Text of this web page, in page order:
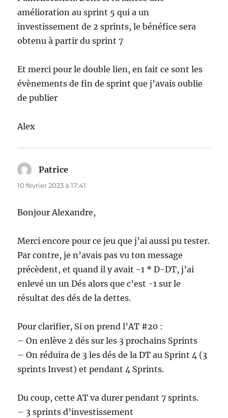
amélioration au sprint 5 qui a un
investissement de 2 sprints, le bénéfice sera
obtenu à partir du sprint 7
Et merci pour le double lien, en fait ce sont les
évènements de fin de sprint que j’avais oublie
de publier
Alex
Patrice
10 février 2023 à 17:41
Bonjour Alexandre,
Merci encore pour ce jeu que j’ai aussi pu tester.
Par contre, je n’avais pas vu ton message
précèdent, et quand il y avait -1 * D-DT, j’ai
enlevé un un Dés alors que c’est -1 sur le
résultat des dés de la dettes.
Pour clarifier, Si on prend l’AT #20 :
– On enlève 2 dés sur les 3 prochains Sprints
– On réduira de 3 les dés de la DT au Sprint 4 (3
sprints Invest) et pendant 4 Sprints.
Du coup, cette AT va durer pendant 7 sprints.
– 3 sprints d’investissement